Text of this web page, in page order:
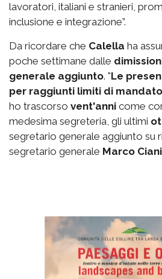
lavoratori, italiani e stranieri,
inclusione e integrazione”.
Da ricordare che Calella ha
poche settimane dalle
generale aggiunto. "Le
per raggiunti limiti di mandato
ho trascorso vent'anni come
medesima segreteria, gli ultimi
segretario generale aggiunto su
segretario generale Marco Ciani